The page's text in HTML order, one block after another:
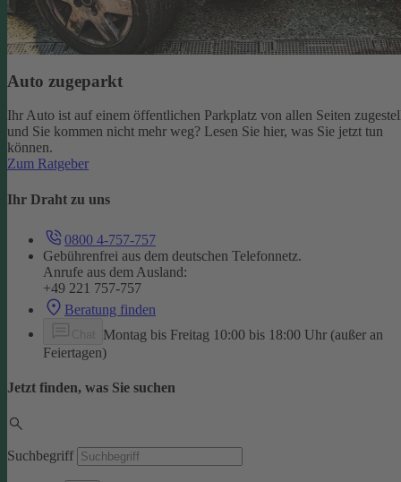
Auto zugeparkt
Ihr Auto ist auf einem öffentlichen Parkplatz von allen Seiten
und Sie kommen nicht mehr weg? Lesen Sie hier, was Sie jetzt tun
können.
Zum Ratgeber
Ihr Draht zu uns
0800 4-757-757
Gebührenfrei aus dem deutschen Telefonnetz.
Anrufe aus dem Ausland:
+49 221 757-757
Beratung finden
Montag bis Freitag 10:00 bis 18:00 Uhr (außer an
Feiertagen)
Jetzt finden, was Sie suchen
Suchbegriff